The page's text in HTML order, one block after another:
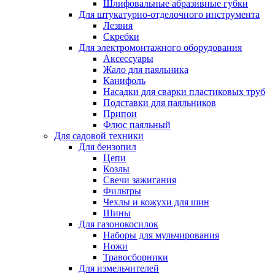
Шлифовальные абразивные губки
Для штукатурно-отделочного инструмента
Лезвия
Скребки
Для электромонтажного оборудования
Аксессуары
Жало для паяльника
Канифоль
Насадки для сварки пластиковых труб
Подставки для паяльников
Припои
Флюс паяльный
Для садовой техники
Для бензопил
Цепи
Козлы
Свечи зажигания
Фильтры
Чехлы и кожухи для шин
Шины
Для газонокосилок
Наборы для мульчирования
Ножи
Травосборники
Для измельчителей